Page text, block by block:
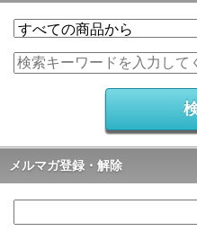
メルマガ登録・解除